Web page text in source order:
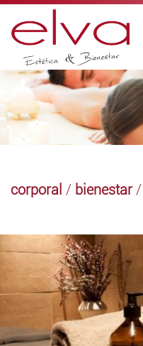
corporal / bienestar/